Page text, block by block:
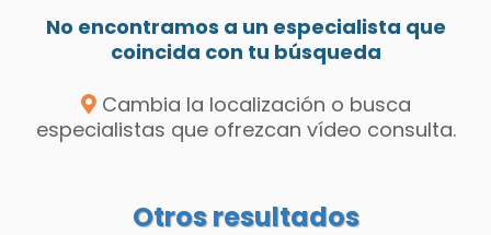
No encontramos a un especialista que
coincida con tu búsqueda
Cambia la localización o busca
especialistas que ofrezcan vídeo consulta.
Otros resultados